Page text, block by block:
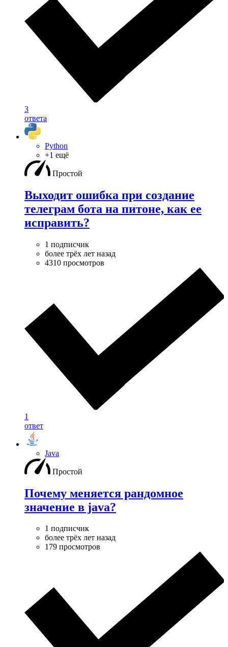
3
ответа
Python
+1 ещё
Простой
Выходит ошибка при создание
телеграм бота на питоне, как ее
исправить?
1 подписчик
более трёх лет назад
4310 просмотров
1
ответ
Java
Простой
Почему меняется рандомное
значение в java?
1 подписчик
более трёх лет назад
179 просмотров